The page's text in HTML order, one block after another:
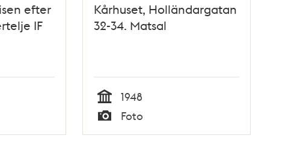
efter
IF
Kårhuset, Holländargatan
32-34. Matsal
Tid
1948
Typ
Foto